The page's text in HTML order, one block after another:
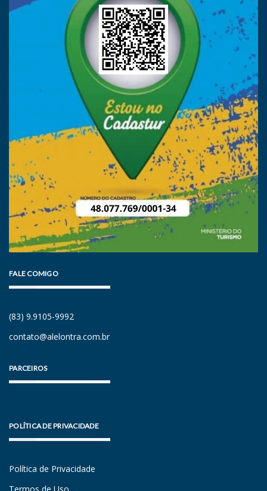
FALE COMIGO
(83) 9.9105-9992
contato@alelontra.com.br
PARCEIROS
POLÍTICA DE PRIVACIDADE
Política de Privacidade
Termos de Uso